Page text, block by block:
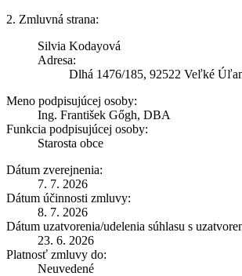
2. Zmluvná strana:
Silvia Kodayová
Adresa:
Dlhá 1476/185, 92522 Veľké
Meno podpisujúcej osoby:
Ing. František Gőgh, DBA
Funkcia podpisujúcej osoby:
Starosta obce
Dátum zverejnenia:
7. 7. 2026
Dátum účinnosti zmluvy:
8. 7. 2026
Dátum uzatvorenia/udelenia súhlasu s
23. 6. 2026
Platnosť zmluvy do:
Neuvedené